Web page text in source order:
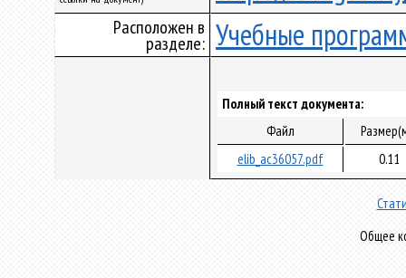
Расположен в
разделе: Учебные
Полный текст документа:
Файл
elib_ac36057.pdf
0.11
Общее